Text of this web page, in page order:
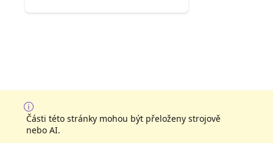
Části této stránky mohou být přeloženy strojově
nebo AI.